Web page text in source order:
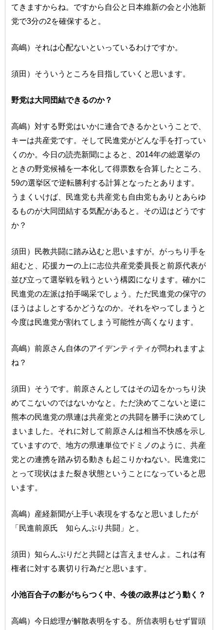
てきますからね。ですから自公と日本維新の会と小池新
党で3分の2を確保すると。
高嶋）それは心配ないといっているわけですか。
須田）そういうところを目指していくと思います。
野党は大同団結できるのか？
高嶋）対する野党はいかに連合できるかということで、
キーは共産党です。そして民進党がどんな手を打ってい
くのか。今日の読売新聞によると、2014年の総選挙の
ときの野党候補を一本化して得票数を合算したところ、
59の選挙区で逆転勝利する計算となったとあります。
うまくいけば、民進党も共産党も自由党もありとあらゆ
るものが大同団結する気配があると。その辺はどうです
か？
須田）民教共闘に踏み込むと思いますが。がっちり手を
組むと、応援カーの上に志位共産党委員長と前原代表が
並び立って選挙戦を戦うという構図になります。確かに
民進党の左派は拍手喝采でしょう。ただ民進党の保守の
ほうはよしとするかどうなのか。それをやってしまうと
今度は民進党が割れてしまう可能性が高くなります。
高嶋）前原さん自体のアイデンティティが問われますよ
ね？
須田）そうです。前原さんとしてはその辺をかっちり決
めてこないのではないかなと。ただ決めてこないと逆に
熊本の民進党の県連は共産党との共闘を勝手に決めてし
まいました。それに対して前原さんは相当不快感を示し
ていますので、地方の県連単位でドミノのように、共産
党との連携を踏み切る動きも起こりかねない。民進党に
とって現状はまた裂き状態ということになっていると思
います。
高嶋）産経新聞が上手い表現をするなと思いましたが
「民進前原氏 知らんぷり共闘」と。
須田）知らんぷりだと共闘とは言えませんよ。これは有
権者に対する裏切り行為だと思います。
小池百合子の影がちらつく中、今後の政界はどう動く？
高嶋）今日総理が解散表明をする。所信表明もせず冒頭